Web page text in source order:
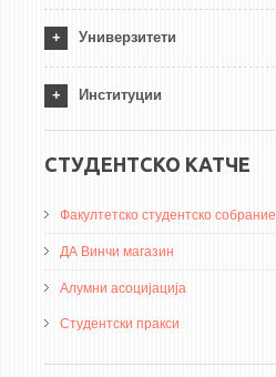
Универзитети
Институции
СТУДЕНТСКО КАТЧЕ
Факултетско студентско собрание
ДА Винчи магазин
Алумни асоцијација
Студентски пракси